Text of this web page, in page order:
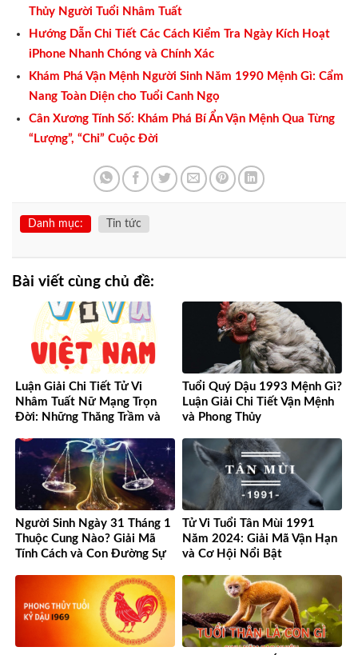
Thủy Người Tuổi Nhâm Tuất
Hướng Dẫn Chi Tiết Các Cách Kiểm Tra Ngày Kích Hoạt
iPhone Nhanh Chóng và Chính Xác
Khám Phá Vận Mệnh Người Sinh Năm 1990 Mệnh Gì: Cẩm
Nang Toàn Diện cho Tuổi Canh Ngọ
Cân Xương Tính Số: Khám Phá Bí Ẩn Vận Mệnh Qua Từng
“Lượng”, “Chỉ” Cuộc Đời
Danh mục: Tin tức
Bài viết cùng chủ đề:
Luận Giải Chi Tiết Tử Vi
Nhâm Tuất Nữ Mạng Trọn
Đời: Những Thăng Trầm và
Tuổi Quý Dậu 1993 Mệnh Gì?
Luận Giải Chi Tiết Vận Mệnh
và Phong Thủy
Người Sinh Ngày 31 Tháng 1
Thuộc Cung Nào? Giải Mã
Tính Cách và Con Đường Sự
Tử Vi Tuổi Tân Mùi 1991
Năm 2024: Giải Mã Vận Hạn
và Cơ Hội Nổi Bật